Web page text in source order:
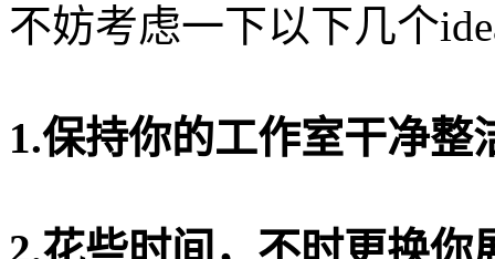
不妨考虑一下以下几个
1.保持你的工作室干净整
2.花些时间，不时更换你